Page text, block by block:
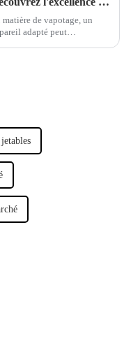
matière de vapotage, un
adapté peut